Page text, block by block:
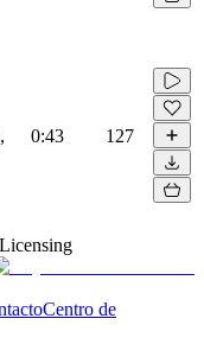
0:43 127
Centro de